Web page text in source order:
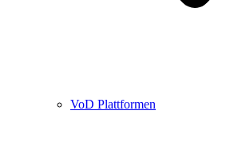
VoD Plattformen